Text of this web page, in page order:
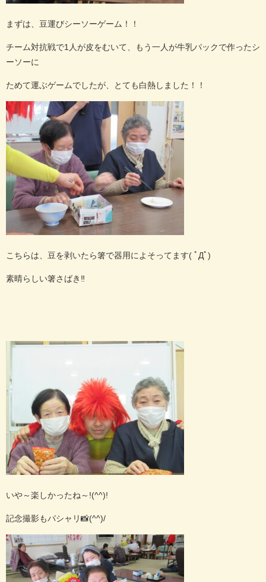
まずは、豆運びシーソーゲーム！！
チーム対抗戦で1人が皮をむいて、もう一人が牛乳パックで作ったシ
ーソーに
ためて運ぶゲームでしたが、とても白熱しました！！
こちらは、豆を剥いたら箸で器用によそってます( ﾟДﾟ)
素晴らしい箸さばき‼
いや～楽しかったね～!(^^)!
記念撮影もパシャリ📸(^^)/